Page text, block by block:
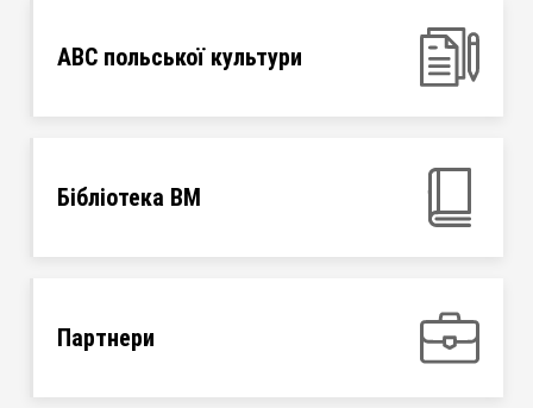
ABC польської культури
Бібліотека ВМ
Партнери